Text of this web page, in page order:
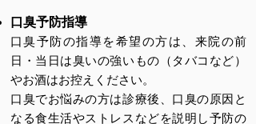
口臭予防指導
口臭予防の指導を希望の方は、来院の前
日・当日は臭いの強いもの（タバコなど）
やお酒はお控えください。
口臭でお悩みの方は診療後、口臭の原因と
なる食生活やストレスなどを説明し予防の